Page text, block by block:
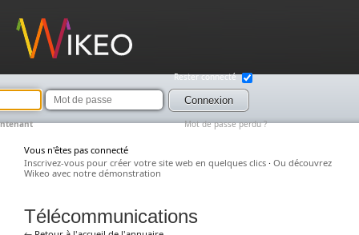
Rester connecté
Mot
de
passe
Connexion
Mot de passe perdu ?
Vous n'êtes pas connecté
Inscrivez-vous pour créer votre site web en quelques clics · Ou découvrez
Wikeo avec notre démonstration
Télécommunications